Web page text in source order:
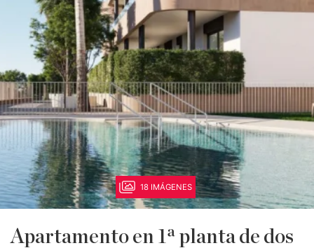
18 IMÁGENES
Apartamento en 1ª planta de dos